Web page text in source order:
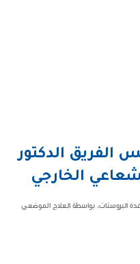
الفريق الدكتور
البروستات، بواسطة العلاج الموضعي